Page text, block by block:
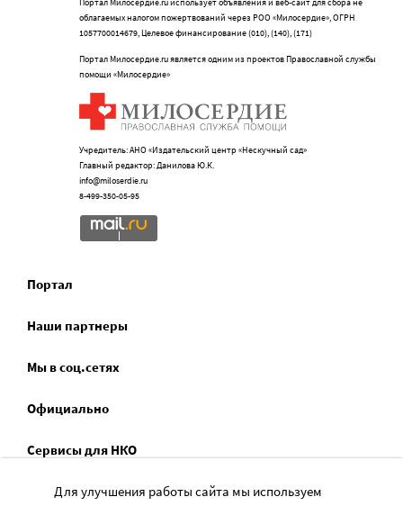
облагаемых налогом пожертвований через РОО «Милосердие», ОГРН
1057700014679, Целевое финансирование (010), (140), (171)
Портал Милосердие.ru является одним из проектов Православной службы
помощи «Милосердие»
Учредитель: АНО «Издательский центр «Нескучный сад»
Главный редактор: Данилова Ю.К.
info@miloserdie.ru
8-499-350-05-95
Портал
Наши партнеры
Мы в соц.сетях
Официально
Сервисы для НКО
Спецпроекты
Для улучшения работы сайта мы используем